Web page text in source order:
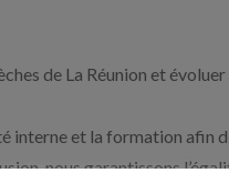
de La Réunion et évoluer
interne et la formation afin
nous garantissons